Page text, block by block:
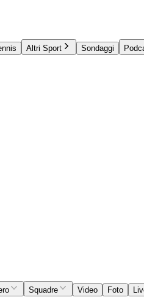
Altri Sport Sondaggi
Squadre Video Foto